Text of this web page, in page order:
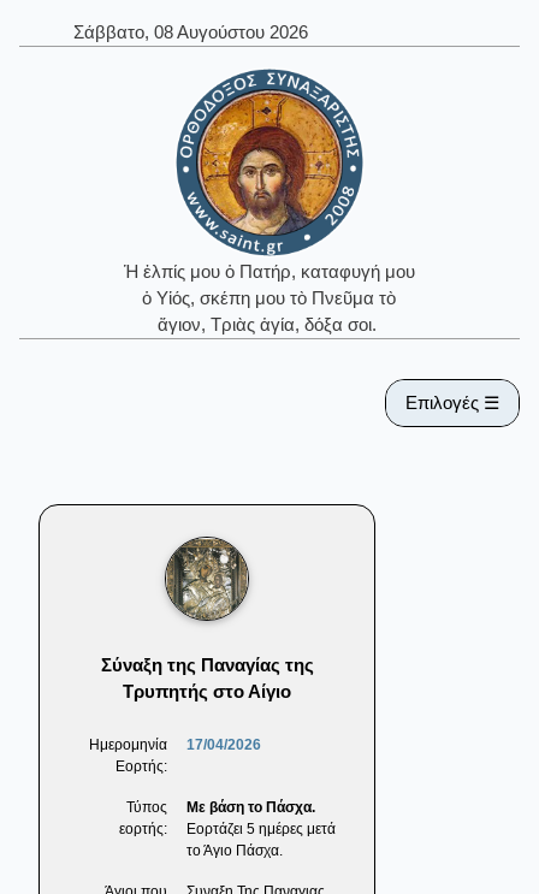
Σάββατο, 08 Αυγούστου 2026
Ἡ ἐλπίς μου ὁ Πατήρ, καταφυγή μου
ὁ Υἱός, σκέπη μου τὸ Πνεῦμα τὸ
ἅγιον, Τριὰς ἁγία, δόξα σοι.
Επιλογές ☰
Σύναξη της Παναγίας της
Τρυπητής στο Αίγιο
Ημερομηνία
Εορτής:
17/04/2026
Τύπος
εορτής:
Με βάση το Πάσχα.
Εορτάζει 5 ημέρες μετά
το Άγιο Πάσχα.